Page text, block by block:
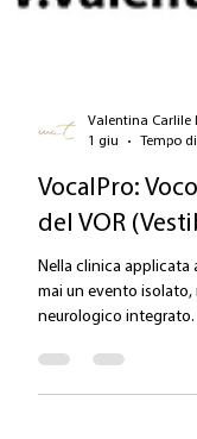
Valentina Carlile
1 giu
Tempo
del VOR
Nella clinica applicata
mai un evento
voce si focalizza su